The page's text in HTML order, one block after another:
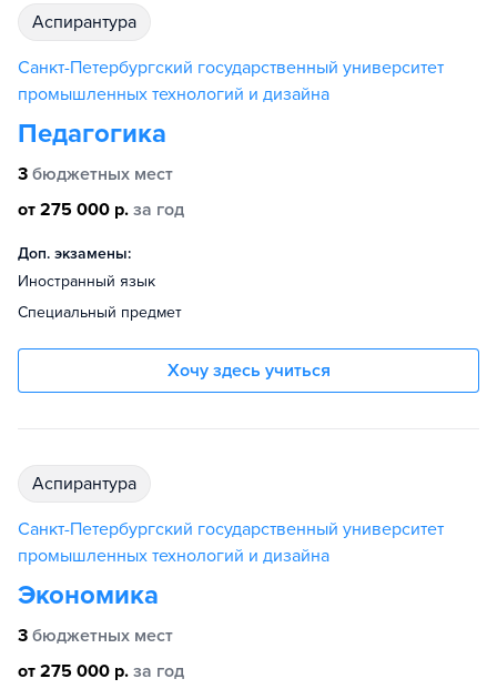
аспирантура
Санкт-Петербургский государственный университет
промышленных технологий и дизайна
Педагогика
3 бюджетных мест
от 275 000 р. за год
Доп. экзамены:
Иностранный язык
Специальный предмет
Хочу здесь учиться
аспирантура
Санкт-Петербургский государственный университет
промышленных технологий и дизайна
Экономика
3 бюджетных мест
от 275 000 р. за год